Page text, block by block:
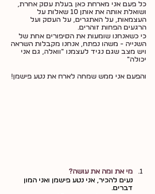
כל פעם אני מארחת כאן בעלת עסק אחרת,
ושואלת אותה את אותן 10 שאלות על
העצמאות, על האתגרים, על העסק ועל
הרגעים הפחות זוהרים.
כי כשאנחנו שומעות את הסיפורים אחת של
השנייה - משהו נפתח, אנחנו מקבלות השראה
ויש מצב שגם נגיד לעצמנו "וואלה, גם אני
יכולה"
והפעם אני ממש שמחה לארח את נטע פישמן!
מי את ומה את עושה?
נעים להכיר, אני נטע פישמן ואני המון
דברים.